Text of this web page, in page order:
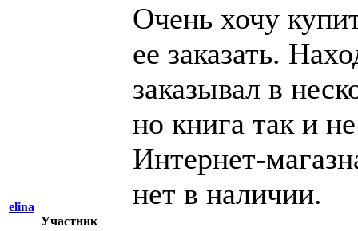
elina
Участник
Очень хочу
ее заказать.
заказывал в
но книга так и
Интернет-
нет в наличии.